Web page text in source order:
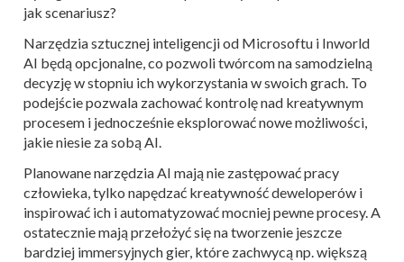
jak scenariusz?
Narzędzia sztucznej inteligencji od Microsoftu i Inworld
AI będą opcjonalne, co pozwoli twórcom na samodzielną
decyzję w stopniu ich wykorzystania w swoich grach. To
podejście pozwala zachować kontrolę nad kreatywnym
procesem i jednocześnie eksplorować nowe możliwości,
jakie niesie za sobą AI.
Planowane narzędzia AI mają nie zastępować pracy
człowieka, tylko napędzać kreatywność deweloperów i
inspirować ich i automatyzować mocniej pewne procesy. A
ostatecznie mają przełożyć się na tworzenie jeszcze
bardziej immersyjnych gier, które zachwycą np. większą